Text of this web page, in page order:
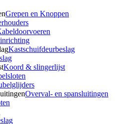
Grepen en Knoppen
Kastschuifdeurbeslag
Koord & slingerlijst
Overval- en spansluitingen